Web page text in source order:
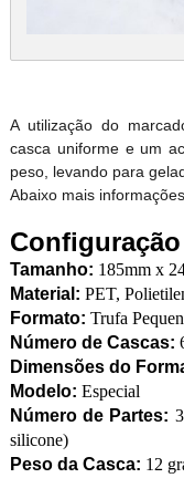
A utilização do
casca uniforme e um
peso, levando para
Abaixo mais
Tamanho: 185mm x
Material: PET,
Formato: Trufa
Número de Cascas:
Dimensões do
Modelo: Especial
Número de Partes:
silicone)
Peso da Casca: 12